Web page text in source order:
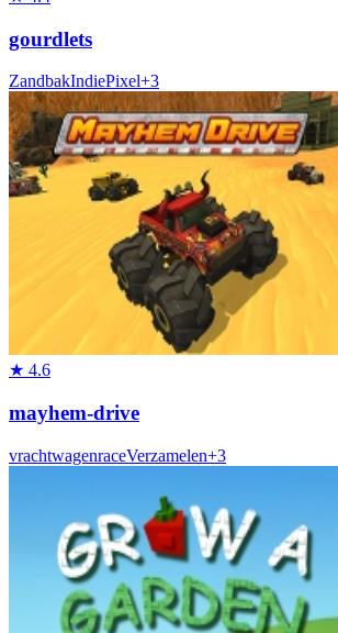
gourdlets
ZandbakIndiePixel+3
★ 4.6
mayhem-drive
vrachtwagenraceVerzamelen+3